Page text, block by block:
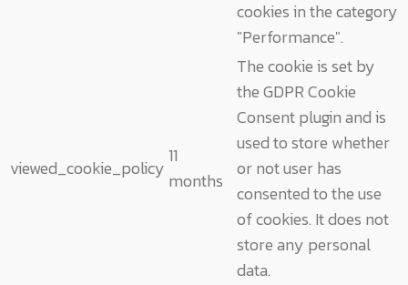
cookies in the category
"Performance".
viewed_cookie_policy
11
months
The cookie is set by
the GDPR Cookie
Consent plugin and is
used to store whether
or not user has
consented to the use
of cookies. It does not
store any personal
data.